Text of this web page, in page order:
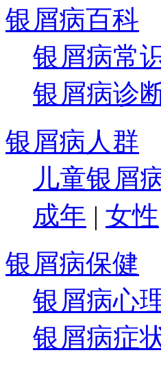
银屑病百科
银屑病常
银屑病诊
银屑病人群
儿童银屑
成年 | 女性
银屑病保健
银屑病心
银屑病症